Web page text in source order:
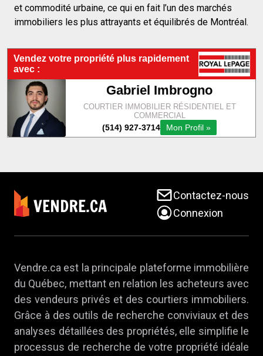
et commodité urbaine, ce qui en fait l’un des marchés
immobiliers les plus attrayants et équilibrés de Montréal.
Contactez-nous
Connexion
Vendre.ca est la principale plateforme immobilière
du Québec, mettant en relation les acheteurs avec
des vendeurs privés et des courtiers immobiliers.
Grâce à des outils de recherche conviviaux et des
analyses détaillées des propriétés, elle simplifie le
processus de recherche de votre propriété idéale